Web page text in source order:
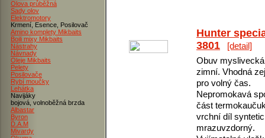
Olova průběžná
Sady olov
Elektromotory
Krmení, Esence, Posilovač
Amino komplety Mikbaits
Boili mixy Mikbaits
Nástrahy
Návnady
Oleje Mikbaits
Pelety
Posilovače
Rybí moučky
Lehátka
Navijáky
bojová, volnoběžná brzda
Albastar
Byron
D.A.M
Mivardy
Hunter
3801
[detail]
Obuv myslivecká
zimní. Vhodná
pro volný čas.
Nepromokavá
část
vrchní díl
mrazuvzdorný.